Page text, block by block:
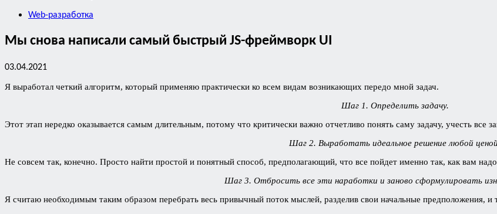
Web-разработка
Мы снова написали самый быстрый JS-фреймворк UI
03.04.2021
Я выработал четкий алгоритм, который применяю практически ко всем видам возникающих передо мной задач.
Шаг 1. Определить задачу.
Этот этап нередко оказывается самым длительным, потому что критически важно отчетливо понять саму задачу, учесть все
Шаг 2. Выработать идеальное решение любой
Не совсем так, конечно. Просто найти простой и понятный способ, предполагающий, что все пойдет именно так, как вам
Шаг 3. Отбросить все эти наработки и заново сформулировать
Я считаю необходимым таким образом перебрать весь привычный поток мыслей, разделив свои начальные предположения, и